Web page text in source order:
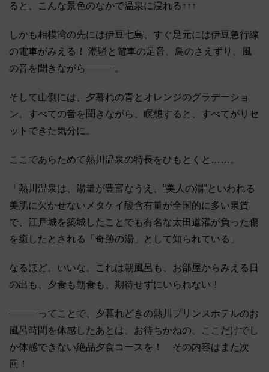
ると、こんな景色のなかで温泉に浸れる↑↑↑
しかも相模湾の先には伊豆七島、すぐ足元には伊豆急行線
の電車がみえる！ 潮騒と電車の足音、鳥のさえずり、風
の音を聞きながら―――。
そして山側には、夕暮れの青とオレンジのグラデーショ
ン。すべての音を聞きながら、瞑想すると、すべてがリセ
ットできた気分に。
ここであらためて熱川温泉の特長をひもとくと……。
「熱川温泉は、湯量が豊富なうえ、“美人の湯”といわれる
美肌に欠かせないメタケイ酸含有量が全国的に多い泉質
で、江戸城を築城したことでも有名な太田道灌が負った傷
を癒したとされる「奇跡の湯」として知られている」
なるほど。いいな。これは朝風呂も、お部屋からみえる日
の出も、夕食も朝食も、期待せずにいられない！
―――ってことで、夕暮れどきの熱川プリンスホテルのお
風呂時間を体感したあとは、お待ちかねの、ここだけでし
か体感できない絶品夕食コースを！ その内容はまた次
回！